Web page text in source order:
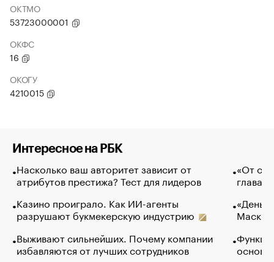
ОКТМО
53723000001
ОКФС
16
ОКОГУ
4210015
Интересное на РБК
Насколько ваш авторитет зависит от
атрибутов престижа? Тест для лидеров
Казино проиграло. Как ИИ-агенты
разрушают букмекерскую индустрию
Выживают сильнейших. Почему компании
избавляются от лучших сотрудников
«От
глава
Маск в
основ